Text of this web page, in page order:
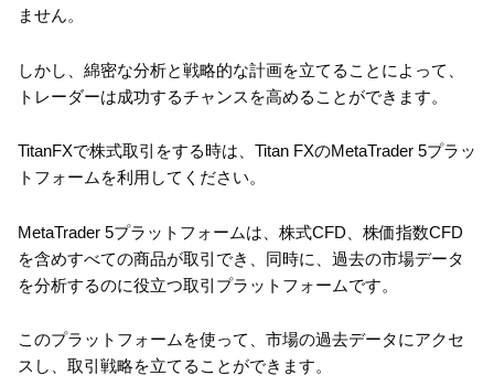
ません。
しかし、綿密な分析と戦略的な計画を立てることによって、
トレーダーは成功するチャンスを高めることができます。
TitanFXで株式取引をする時は、Titan FXのMetaTrader 5プラッ
トフォームを利用してください。
MetaTrader 5プラットフォームは、株式CFD、株価指数CFD
を含めすべての商品が取引でき、同時に、過去の市場データ
を分析するのに役立つ取引プラットフォームです。
このプラットフォームを使って、市場の過去データにアクセ
スし、取引戦略を立てることができます。